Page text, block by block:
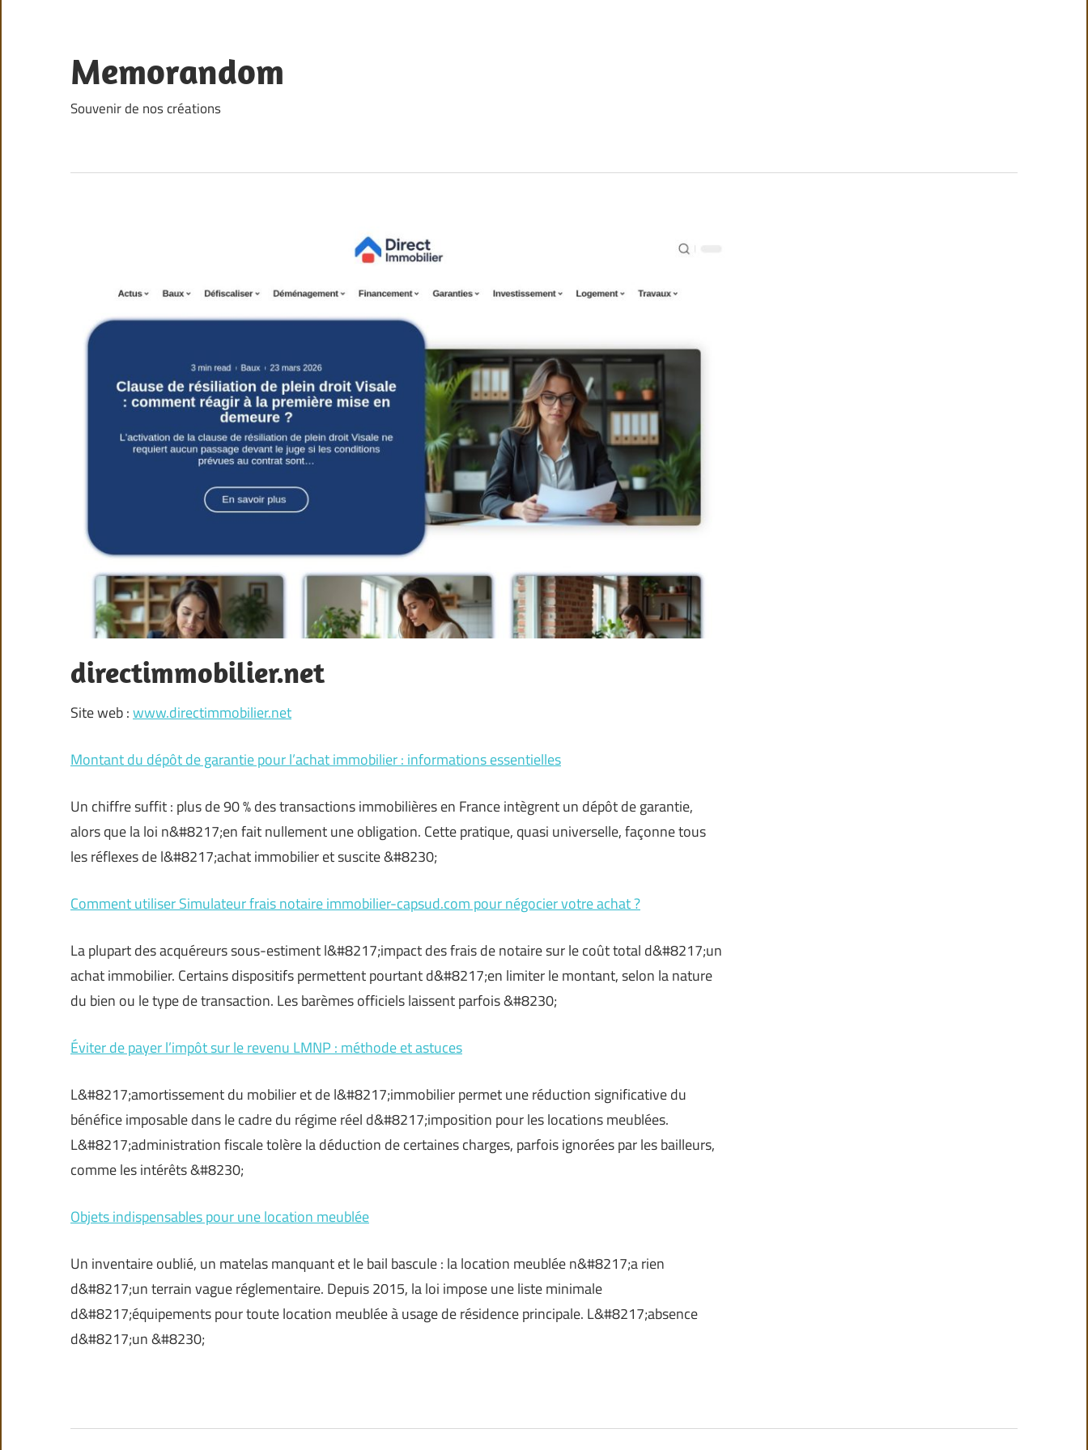
content
Memorandom
Souvenir de nos créations
directimmobilier.net
Site web :www.directimmobilier.net
Montant du dépôt de garantie pour l’achat immobilier : informations essentielles
Un chiffre suffit : plus de 90 % des transactions immobilières en France intègrent un dépôt de garantie,
alors que la loi n&#8217;en fait nullement une obligation. Cette pratique, quasi universelle, façonne tous
les réflexes de l&#8217;achat immobilier et suscite &#8230;
Comment utiliser Simulateur frais notaire immobilier-capsud.com pour négocier votre achat ?
La plupart des acquéreurs sous-estiment l&#8217;impact des frais de notaire sur le coût total d&#8217;un
achat immobilier. Certains dispositifs permettent pourtant d&#8217;en limiter le montant, selon la nature
du bien ou le type de transaction. Les barèmes officiels laissent parfois &#8230;
Éviter de payer l’impôt sur le revenu LMNP : méthode et astuces
L&#8217;amortissement du mobilier et de l&#8217;immobilier permet une réduction significative du
bénéfice imposable dans le cadre du régime réel d&#8217;imposition pour les locations meublées.
L&#8217;administration fiscale tolère la déduction de certaines charges, parfois ignorées par les bailleurs,
comme les intérêts &#8230;
Objets indispensables pour une location meublée
Un inventaire oublié, un matelas manquant et le bail bascule : la location meublée n&#8217;a rien
d&#8217;un terrain vague réglementaire. Depuis 2015, la loi impose une liste minimale
d&#8217;équipements pour toute location meublée à usage de résidence principale. L&#8217;absence
d&#8217;un &#8230;